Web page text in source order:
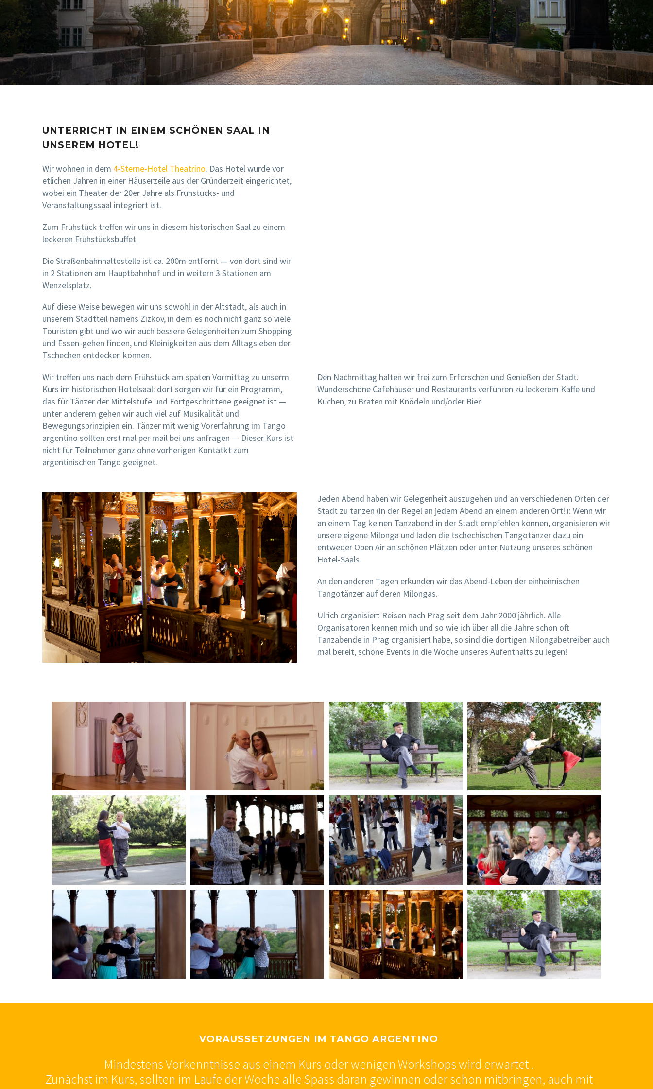
UNTERRICHT IN EINEM SCHÖNEN SAAL IN
UNSEREM HOTEL!
Wir wohnen in dem 4-Sterne-Hotel Theatrino. Das Hotel wurde vor
etlichen Jahren in einer Häuserzeile aus der Gründerzeit eingerichtet,
wobei ein Theater der 20er Jahre als Frühstücks- und
Veranstaltungssaal integriert ist.
Zum Frühstück treffen wir uns in diesem historischen Saal zu einem
leckeren Frühstücksbuffet.
Die Straßenbahnhaltestelle ist ca. 200m entfernt — von dort sind wir
in 2 Stationen am Hauptbahnhof und in weitern 3 Stationen am
Wenzelsplatz.
Auf diese Weise bewegen wir uns sowohl in der Altstadt, als auch in
unserem Stadtteil namens Zizkov, in dem es noch nicht ganz so viele
Touristen gibt und wo wir auch bessere Gelegenheiten zum Shopping
und Essen-gehen finden, und Kleinigkeiten aus dem Alltagsleben der
Tschechen entdecken können.
Wir treffen uns nach dem Frühstück am späten Vormittag zu unserm
Kurs im historischen Hotelsaal: dort sorgen wir für ein Programm,
das für Tänzer der Mittelstufe und Fortgeschrittene geeignet ist —
unter anderem gehen wir auch viel auf Musikalität und
Bewegungsprinzipien ein. Tänzer mit wenig Vorerfahrung im Tango
argentino sollten erst mal per mail bei uns anfragen — Dieser Kurs ist
nicht für Teilnehmer ganz ohne vorherigen Kontatkt zum
argentinischen Tango geeignet.
Den Nachmittag halten wir frei zum Erforschen und Genießen der Stadt.
Wunderschöne Cafehäuser und Restaurants verführen zu leckerem Kaffe und
Kuchen, zu Braten mit Knödeln und/oder Bier.
Jeden Abend haben wir Gelegenheit auszugehen und an verschiedenen Orten der
Stadt zu tanzen (in der Regel an jedem Abend an einem anderen Ort!): Wenn wir
an einem Tag keinen Tanzabend in der Stadt empfehlen können, organisieren wir
unsere eigene Milonga und laden die tschechischen Tangotänzer dazu ein:
entweder Open Air an schönen Plätzen oder unter Nutzung unseres schönen
Hotel-Saals.
An den anderen Tagen erkunden wir das Abend-Leben der einheimischen
Tangotänzer auf deren Milongas.
Ulrich organisiert Reisen nach Prag seit dem Jahr 2000 jährlich. Alle
Organisatoren kennen mich und so wie ich über all die Jahre schon oft
Tanzabende in Prag organisiert habe, so sind die dortigen Milongabetreiber auch
mal bereit, schöne Events in die Woche unseres Aufenthalts zu legen!
VORAUSSETZUNGEN IM TANGO ARGENTINO
Mindestens Vorkenntnisse aus einem Kurs oder wenigen Workshops wird erwartet .
Zunächst im Kurs, sollten im Laufe der Woche alle Spass daran gewinnen oder schon mitbringen, auch mit